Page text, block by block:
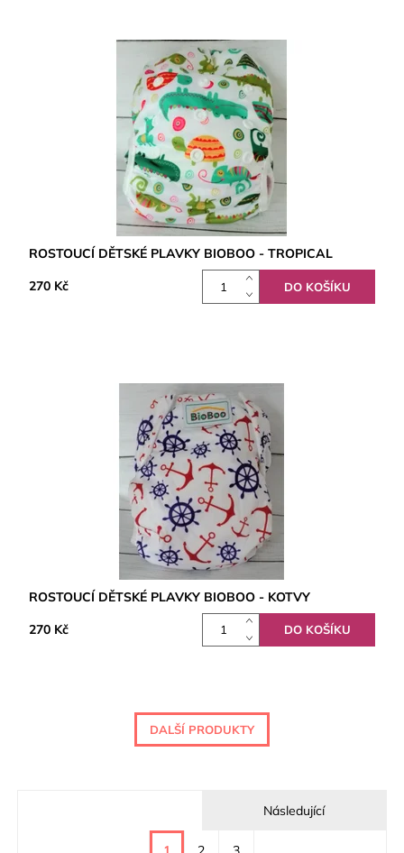
ROSTOUCÍ DĚTSKÉ PLAVKY BIOBOO - TROPICAL
270 Kč
ROSTOUCÍ DĚTSKÉ PLAVKY BIOBOO - KOTVY
270 Kč
DALŠÍ PRODUKTY
Následující